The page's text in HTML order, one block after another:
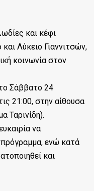
και κέφι
Λύκειο Γιαννιτσών,
κοινωνία στον
Σάββατο 24
21:00, στην αίθουσα
Ταρινίδη).
να
ενώ κατά
και